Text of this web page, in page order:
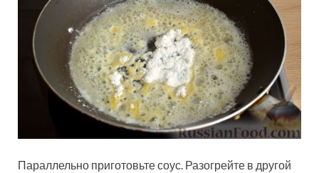
Параллельно приготовьте соус. Разогрейте в другой